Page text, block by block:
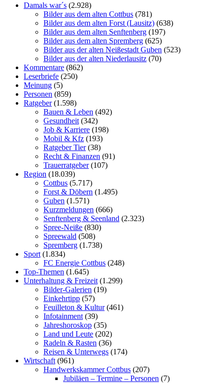
Damals war´s (2.928)
Bilder aus dem alten Cottbus (781)
Bilder aus dem alten Forst (Lausitz) (638)
Bilder aus dem alten Senftenberg (197)
Bilder aus dem alten Spremberg (625)
Bilder aus der alten Neißestadt Guben (523)
Bilder aus der alten Niederlausitz (70)
Kommentare (862)
Leserbriefe (250)
Meinung (5)
Personen (859)
Ratgeber(1.598)
Bauen & Leben (492)
Gesundheit (342)
Job & Karriere (198)
Mobil & Kfz (193)
Ratgeber Tier(38)
Recht & Finanzen (91)
Trauerratgeber(107)
Region (18.039)
Cottbus (5.717)
Forst & Döbern (1.495)
Guben (1.571)
Kurzmeldungen (666)
Senftenberg & Seenland (2.323)
Spree-Neiße (830)
Spreewald (508)
Spremberg (1.738)
Sport (1.834)
FC Energie Cottbus (248)
Top-Themen (1.645)
Unterhaltung & Freizeit (1.299)
Bilder-Galerien (19)
Einkehrtipp (57)
Feuilleton & Kultur(461)
Infotainment (39)
Jahreshoroskop (35)
Land und Leute (202)
Radeln & Rasten (36)
Reisen & Unterwegs (174)
Wirtschaft (961)
Handwerkskammer Cottbus (207)
Jubiläen – Termine – Personen (7)